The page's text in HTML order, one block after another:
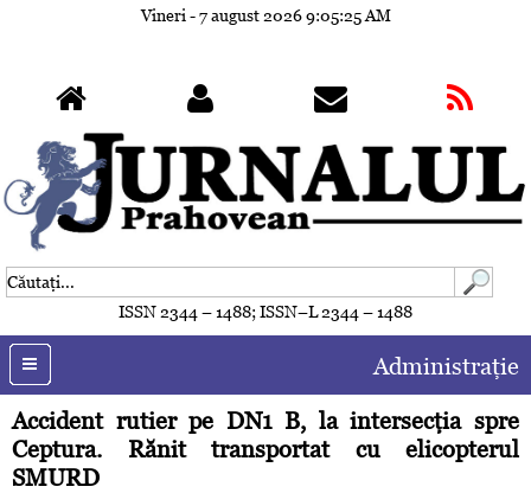
Vineri - 7 august 20269:05:27 AM
ISSN 2344 – 1488; ISSN–L 2344 – 1488
Administraţie
Accident rutier pe DN1 B, la intersecţia spre
Ceptura. Rănit transportat cu elicopterul
SMURD